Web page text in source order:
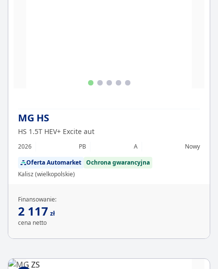
MG HS
HS 1.5T HEV+ Excite aut
2026 PB A
Nowy
Oferta Automarket Ochrona gwarancyjna
Kalisz (wielkopolskie)
Finansowanie:
2 117 zł
cena netto